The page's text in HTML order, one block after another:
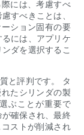
には、考慮すべ
すべきことは、
ション固有の要
には、アプリケ
ダを選択するこ
と評判です。 タ
たシリンダの製
ぶことが重要で
確保され、最終
ストが削減され